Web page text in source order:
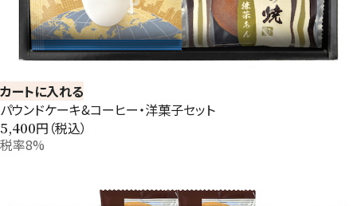
カートに入れる
パウンドケーキ&コーヒー・洋菓子セット
5,400円（税込）
税率8%